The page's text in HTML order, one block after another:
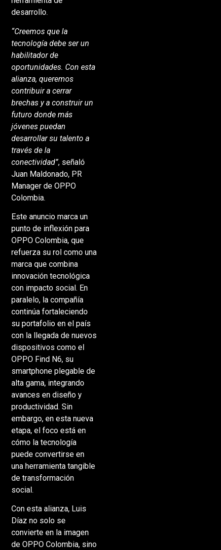
desarrollo.
“Creemos que la
tecnología debe ser un
habilitador de
oportunidades. Con esta
alianza, queremos
contribuir a cerrar
brechas y a construir un
futuro donde más
jóvenes puedan
desarrollar su talento a
través de la
conectividad”, señaló
Juan Maldonado, PR
Manager de OPPO
Colombia.
Este anuncio marca un
punto de inflexión para
OPPO Colombia, que
refuerza su rol como una
marca que combina
innovación tecnológica
con impacto social. En
paralelo, la compañía
continúa fortaleciendo
su portafolio en el país
con la llegada de nuevos
dispositivos como el
OPPO Find N6, su
smartphone plegable de
alta gama, integrando
avances en diseño y
productividad. Sin
embargo, en esta nueva
etapa, el foco está en
cómo la tecnología
puede convertirse en
una herramienta tangible
de transformación
social.
Con esta alianza, Luis
Díaz no solo se
convierte en la imagen
de OPPO Colombia, sino